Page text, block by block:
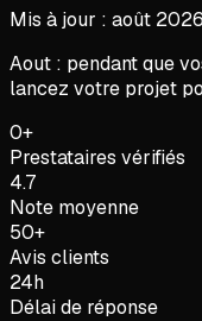
Mis à jour : août 2026
Aout : pendant que
lancez votre projet
0+
Prestataires vérifiés
4.7
Note moyenne
50+
Avis clients
24h
Délai de réponse